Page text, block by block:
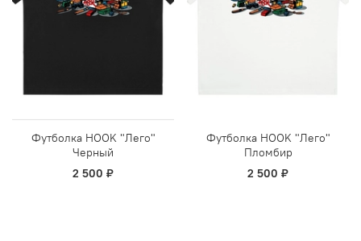
Футболка HOOK "Лего"
Черный
2 500 ₽
Футболка HOOK "Лего"
Пломбир
2 500 ₽